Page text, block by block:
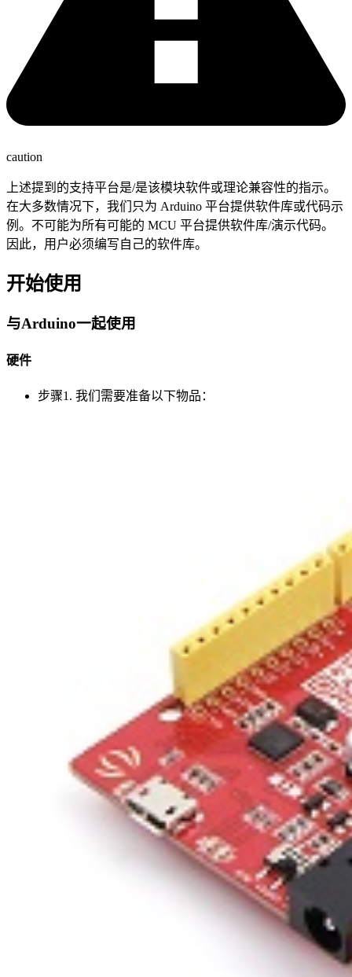
caution
上述提到的支持平台是/是该模块软件或理论兼容性的指示。
在大多数情况下，我们只为 Arduino 平台提供软件库或代码示
例。不可能为所有可能的 MCU 平台提供软件库/演示代码。
因此，用户必须编写自己的软件库。
开始使用
与Arduino一起使用
硬件
步骤1. 我们需要准备以下物品：